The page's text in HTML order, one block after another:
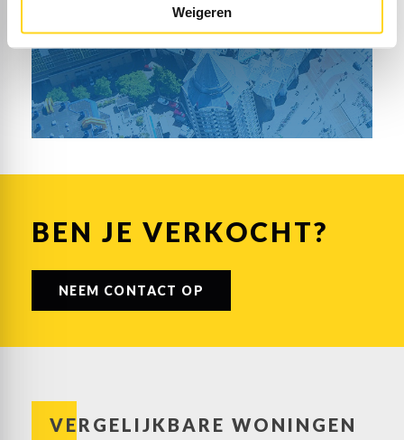
Weigeren
BEN JE VERKOCHT?
NEEM CONTACT OP
VERGELIJKBARE WONINGEN